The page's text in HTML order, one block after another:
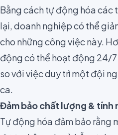
Bằng cách tự động hóa các
lại, doanh nghiệp có thể
cho những công việc này.
động có thể hoạt động 24/
so với việc duy trì một đội
ca.
Đảm bảo chất lượng & tính
Tự động hóa đảm bảo rằng